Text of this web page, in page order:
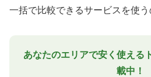
一括で比較できるサービスを使う
あなたのエリアで安く使える
載中！